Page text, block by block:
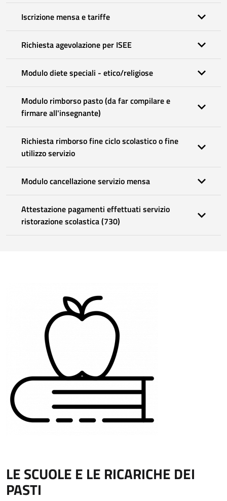
Iscrizione mensa e tariffe
Richiesta agevolazione per ISEE
Modulo diete speciali - etico/religiose
Modulo rimborso pasto (da far compilare e
firmare all'insegnante)
Richiesta rimborso fine ciclo scolastico o fine
utilizzo servizio
Modulo cancellazione servizio mensa
Attestazione pagamenti effettuati servizio
ristorazione scolastica (730)
LE SCUOLE E LE RICARICHE DEI
PASTI